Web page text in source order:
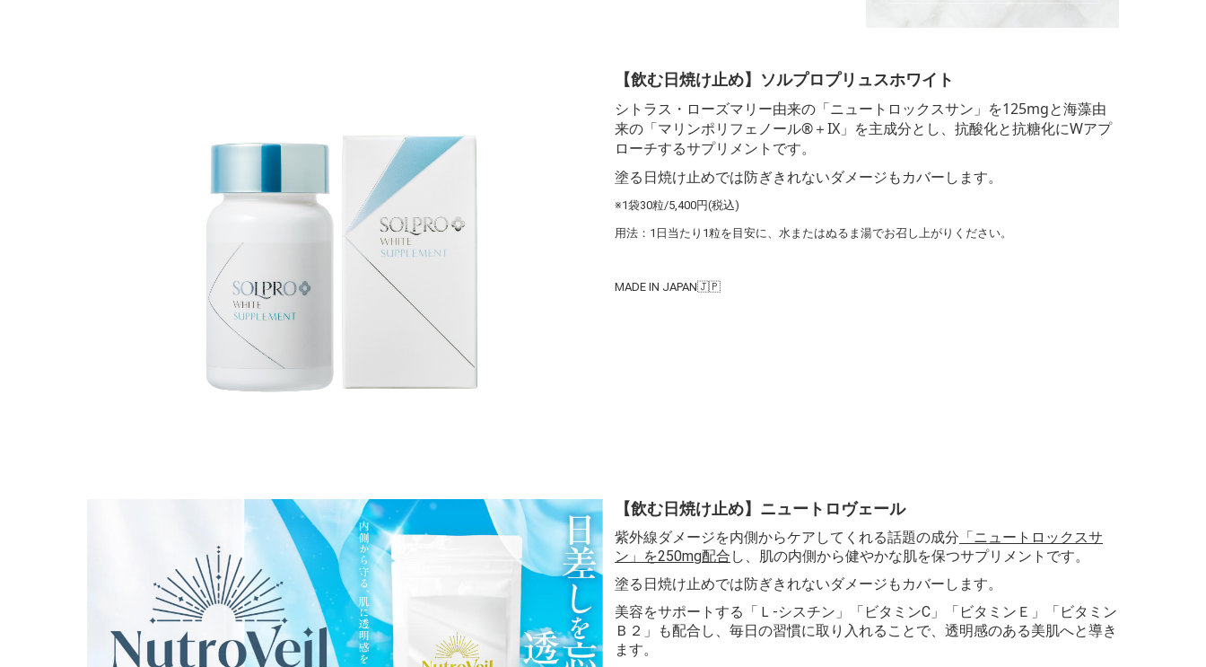
【飲む日焼け止め】ソルプロプリュスホワイト
シトラス・ローズマリー由来の「ニュートロックスサン」を125mgと海藻由
来の「マリンポリフェノール®️＋IX」を主成分とし、抗酸化と抗糖化にWアプ
ローチするサプリメントです。
塗る日焼け止めでは防ぎきれないダメージもカバーします。
※1袋30粒/5,400円(税込)
用法：1日当たり1粒を目安に、水またはぬるま湯でお召し上がりください。
MADE IN JAPAN🇯🇵
【飲む日焼け止め】ニュートロヴェール
紫外線ダメージを内側からケアしてくれる話題の成分 「ニュートロックスサ
ン」を250mg配合 し、肌の内側から健やかな肌を保つサプリメントです。
塗る日焼け止めでは防ぎきれないダメージもカバーします。
美容をサポートする「Ｌ-シスチン」「ビタミンC」「ビタミンＥ」「ビタミン
Ｂ２」も配合し、毎日の習慣に取り入れることで、透明感のある美肌へと導き
ます。